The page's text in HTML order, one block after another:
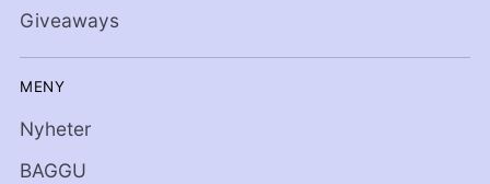
Giveaways
MENY
Nyheter
BAGGU